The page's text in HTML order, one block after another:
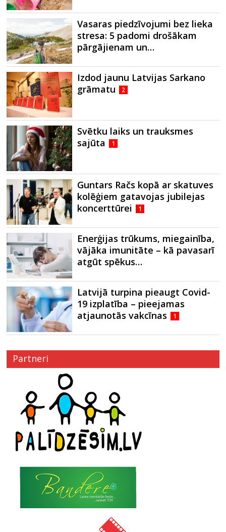
Vasaras piedzīvojumi bez lieka
stresa: 5 padomi drošākam
pārgājienam un…
Izdod jaunu Latvijas Sarkano
grāmatu
2
Svētku laiks un trauksmes
sajūta
1
Guntars Račs kopā ar skatuves
kolēģiem gatavojas jubilejas
koncerttūrei
1
Enerģijas trūkums, miegainība,
vājāka imunitāte – kā pavasarī
atgūt spēkus…
Latvijā turpina pieaugt Covid-
19 izplatība – pieejamas
atjaunotās vakcīnas
1
Partneri